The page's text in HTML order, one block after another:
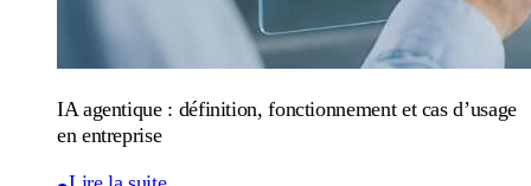
IA agentique : définition, fonctionnement et cas d’usage
en entreprise